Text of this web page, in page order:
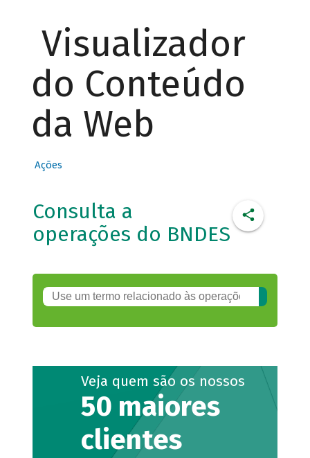
Visualizador
do Conteúdo
da Web
Ações
Consulta a
operações do BNDES
Veja quem são os nossos
50 maiores
clientes